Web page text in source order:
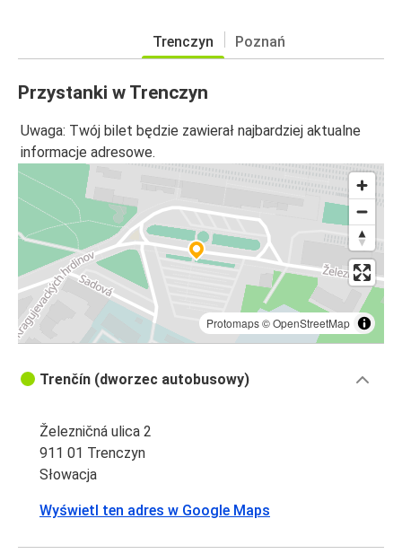
Trenczyn Poznań
Przystanki w Trenczyn
Uwaga: Twój bilet będzie zawierał najbardziej aktualne
informacje adresowe.
Protomaps©OpenStreetMap
Trenčín (dworzec autobusowy)
Železničná ulica 2
911 01 Trenczyn
Słowacja
Wyświetl ten adres w Google Maps